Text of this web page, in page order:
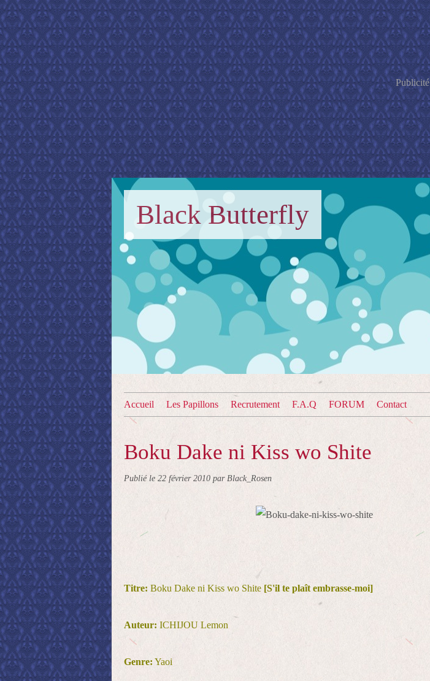
Publicité
Black Butterfly
Accueil Les Papillons Recrutement F.A.Q FORUM Contact
Boku Dake ni Kiss wo Shite
Publié le 22 février 2010 par Black_Rosen
Titre: Boku Dake ni Kiss wo Shite [S'il te plaît embrasse-moi]
Auteur: ICHIJOU Lemon
Genre: Yaoi